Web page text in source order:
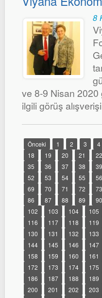
8
ve 8-9 Nisan 2020
ilgili görüş
Önceki 1 2 3 4
18
19 20 21 22
35
36 37 38 39
52
53 54 55 56
69
70 71 72 73
86
87 88 89 90
102
103 104 105
116
117 118 119
130
131 132 133
144
145 146 147
158
159 160 161
172
173 174 175
186
187 188 189
200
201 202 203